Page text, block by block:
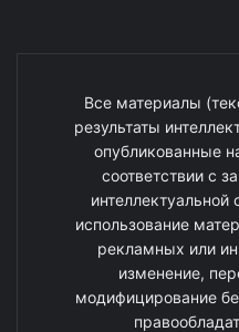
Все материалы
результаты
опубликованные
соответствии с
использование
рекламных или
изменение,
модифицирование